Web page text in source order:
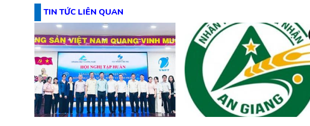
TIN TỨC LIÊN QUAN